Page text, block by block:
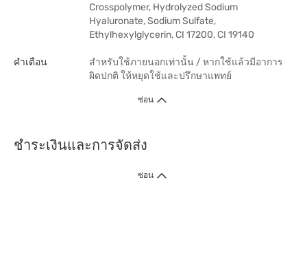
Crosspolymer, Hydrolyzed Sodium
Hyaluronate, Sodium Sulfate,
Ethylhexylglycerin, CI 17200, CI 19140
คำเตือน
สำหรับใช้ภายนอกเท่านั้น / หากใช้แล้วมีอาการ
ผิดปกติ ให้หยุดใช้และปรึกษาแพทย์
ซ่อน
ชำระเงินและการจัดส่ง
ซ่อน